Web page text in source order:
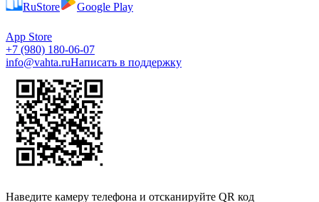
RuStore Google Play
App Store
+7 (980) 180-06-07
info@vahta.ruНаписать в поддержку
Наведите камеру телефона и отсканируйте QR код